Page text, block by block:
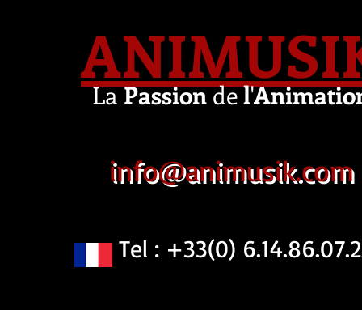
LaPassiondel'
info@animusik.com
Tel : +33(0)